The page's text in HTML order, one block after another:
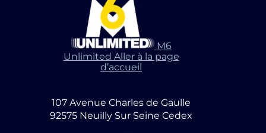
M6
Unlimited Aller à la page
d’accueil
107 Avenue Charles de Gaulle
92575 Neuilly Sur Seine Cedex